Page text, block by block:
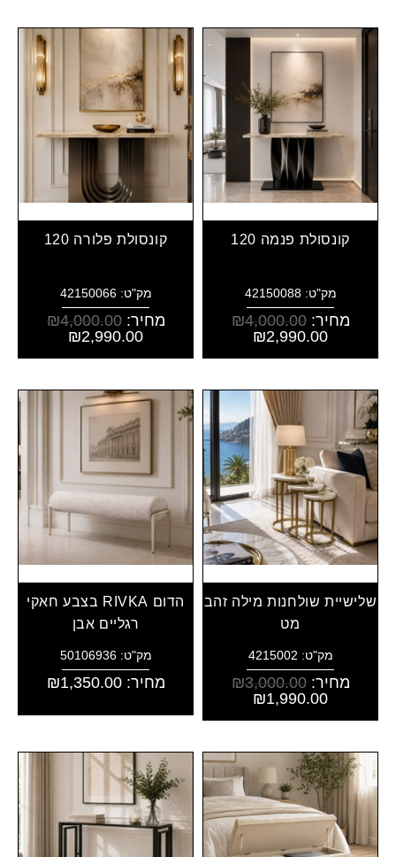
קונסולת פנמה 120
מק"ט: 42150088
מחיר: ₪4,000.00
₪2,990.00
קונסולת פלורה 120
מק"ט: 42150066
מחיר: ₪4,000.00
₪2,990.00
שלישיית שולחנות מילה זהב
מט
מק"ט: 4215002
מחיר: ₪3,000.00
₪1,990.00
הדום RIVKA בצבע חאקי
רגליים אבן
מק"ט: 50106936
מחיר: ₪1,350.00